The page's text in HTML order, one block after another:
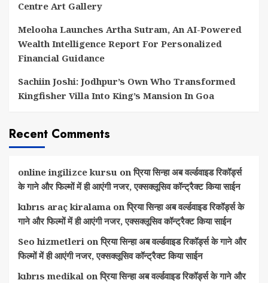
Centre Art Gallery
Melooha Launches Artha Sutram, An AI-Powered
Wealth Intelligence Report For Personalized
Financial Guidance
Sachiin Joshi: Jodhpur’s Own Who Transformed
Kingfisher Villa Into King’s Mansion In Goa
Recent Comments
online ingilizce kursu onप्रिया सिन्हा अब वर्ल्डवाइड रिकॉर्ड्स
के गाने और फिल्मों में ही आएंगी नजर, एक्सक्लूसिव कॉन्ट्रैक्ट किया साईन
kıbrıs araç kiralama onप्रिया सिन्हा अब वर्ल्डवाइड रिकॉर्ड्स के
गाने और फिल्मों में ही आएंगी नजर, एक्सक्लूसिव कॉन्ट्रैक्ट किया साईन
Seo hizmetleri onप्रिया सिन्हा अब वर्ल्डवाइड रिकॉर्ड्स के गाने और
फिल्मों में ही आएंगी नजर, एक्सक्लूसिव कॉन्ट्रैक्ट किया साईन
kıbrıs medikal onप्रिया सिन्हा अब वर्ल्डवाइड रिकॉर्ड्स के गाने और